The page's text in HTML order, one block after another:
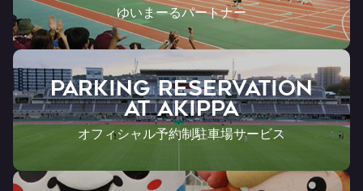
ゆいまーるパートナー
PARKING RESERVATION
AT Akippa
オフィシャル予約制駐車場サービス